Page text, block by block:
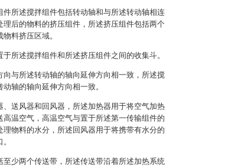
所述搅拌组件包括转动轴和与所述转动轴相连
后的物料的挤压组件，所述挤压组件包括两个
料挤压区域。
所述搅拌组件和所述挤压组件之间的收集斗。
与所述转动轴的轴向延伸方向相一致，所述搅
轴的轴向延伸方向相一致。
送风器和回风器，所述加热器用于将空气加热
温空气，高温空气与置于所述第一传输组件的
物料的水分，所述回风器用于将携带有水分的
少两个传送带，所述传送带沿着所述加热系统